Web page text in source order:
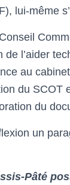
lui-même
de l’aider
au
du SCOT
du
un
Pâté